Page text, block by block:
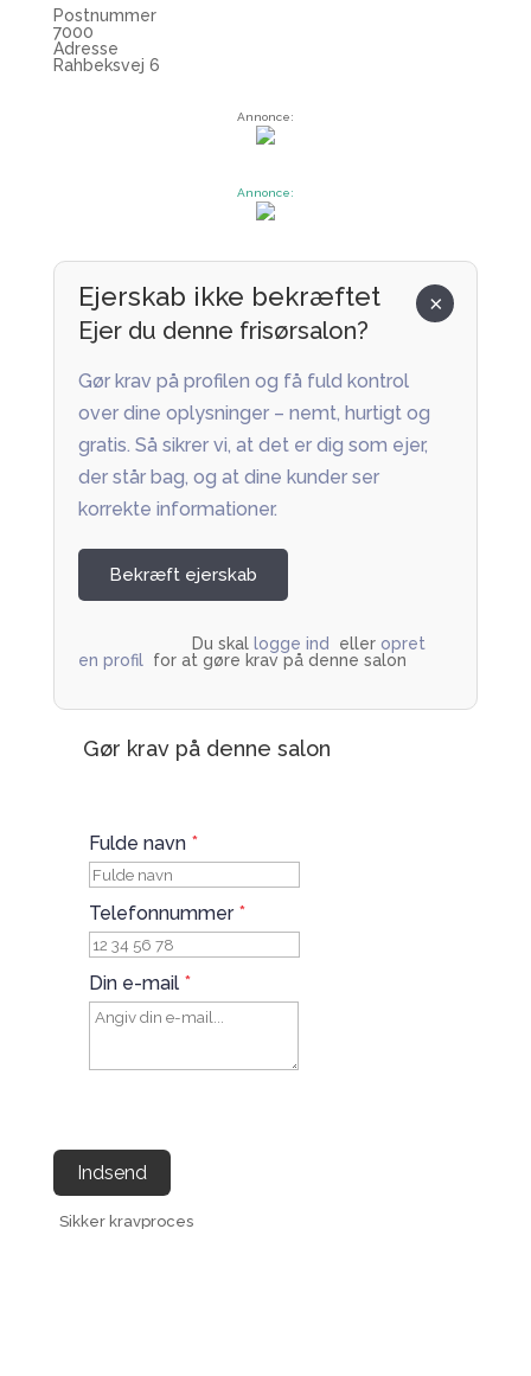
Postnummer
7000
Adresse
Rahbeksvej 6
Annonce:
Annonce:
Ejerskab ikke bekræftet
Ejer du denne frisørsalon?
Gør krav på profilen og få fuld kontrol
over dine oplysninger – nemt, hurtigt og
gratis. Så sikrer vi, at det er dig som ejer,
der står bag, og at dine kunder ser
korrekte informationer.
Bekræft ejerskab
Du skal logge ind eller opret
en profil for at gøre krav på denne salon
Gør krav på denne salon
×
Fulde navn *
Telefonnummer *
Din e-mail *
Indsend
Sikker kravproces